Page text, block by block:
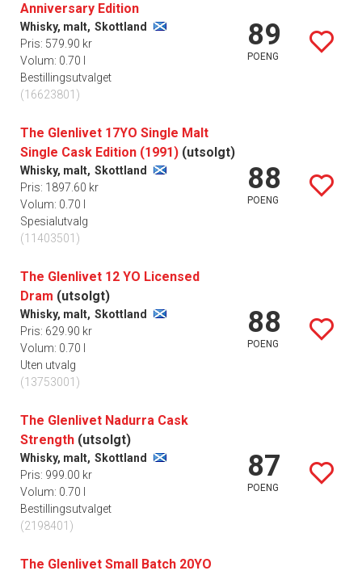
Anniversary Edition
Whisky, malt, Skottland
Pris: 579.90 kr
Volum: 0.70 l
Bestillingsutvalget
(16623801)
89
POENG
The Glenlivet 17YO Single Malt
Single Cask Edition (1991) (utsolgt)
Whisky, malt, Skottland
Pris: 1897.60 kr
Volum: 0.70 l
Spesialutvalg
(11403501)
88
POENG
The Glenlivet 12 YO Licensed
Dram (utsolgt)
Whisky, malt, Skottland
Pris: 629.90 kr
Volum: 0.70 l
Uten utvalg
(13753001)
88
POENG
The Glenlivet Nadurra Cask
Strength (utsolgt)
Whisky, malt, Skottland
Pris: 999.00 kr
Volum: 0.70 l
Bestillingsutvalget
(2198401)
87
POENG
The Glenlivet Small Batch 20YO